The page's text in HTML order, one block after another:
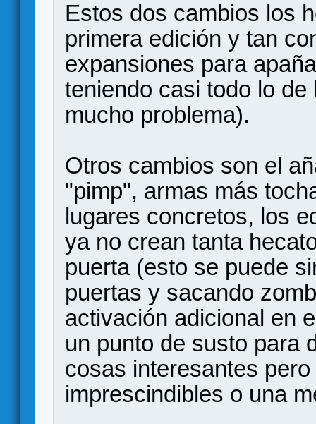
Estos dos cambios los
primera edición y tan
expansiones para
teniendo casi todo lo
mucho problema).
Otros cambios son el
"pimp", armas más
lugares concretos, los
ya no crean tanta
puerta (esto se puede
puertas y sacando
activación adicional en
un punto de susto para
cosas interesantes
imprescindibles o una